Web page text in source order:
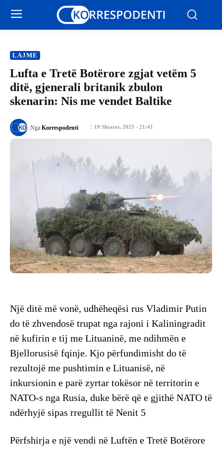
LAJME
Lufta e Tretë Botërore zgjat vetëm 5
ditë, gjenerali britanik zbulon
skenarin: Nis me vendet Baltike
19 Shtator, 2025 - 21:41
Nga Korrespodenti
Një ditë më vonë, udhëheqësi rus Vladimir Putin
do të zhvendosë trupat nga rajoni i Kaliningradit
në kufirin e tij me Lituaninë, me ndihmën e
Bjellorusisë fqinje. Kjo përfundimisht do të
rezultojë me pushtimin e Lituanisë, në
inkursionin e parë zyrtar tokësor në territorin e
NATO-s nga Rusia, duke bërë që e gjithë NATO të
ndërhyjë sipas rregullit të Nenit 5
Përfshirja e një vendi në Luftën e Tretë Botërore